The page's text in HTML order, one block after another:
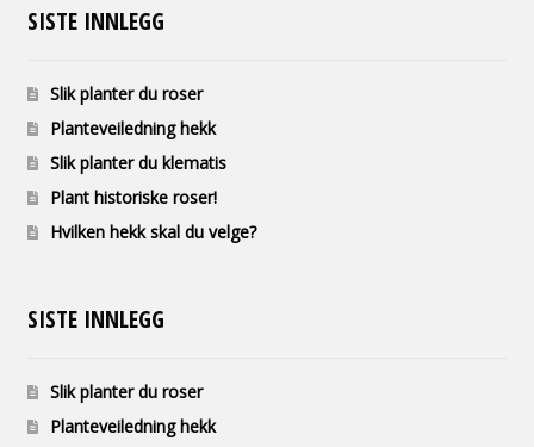
SISTE INNLEGG
Slik planter du roser
Planteveiledning hekk
Slik planter du klematis
Plant historiske roser!
Hvilken hekk skal du velge?
SISTE INNLEGG
Slik planter du roser
Planteveiledning hekk